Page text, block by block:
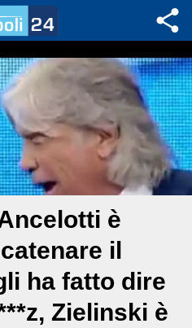
è
il
ha fatto dire
Zielinski è